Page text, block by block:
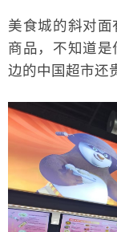
美食城的斜对
商品，不知道
边的中国超市还